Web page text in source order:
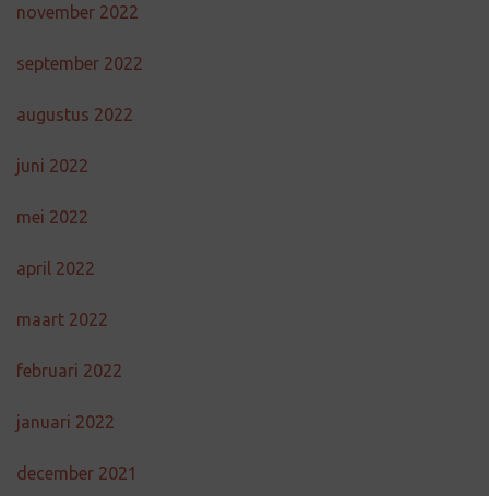
november 2022
september 2022
augustus 2022
juni 2022
mei 2022
april 2022
maart 2022
februari 2022
januari 2022
december 2021